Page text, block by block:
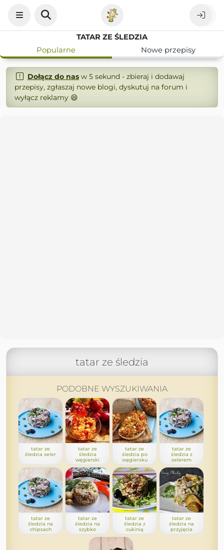
TATAR ZE ŚLEDZIA
Popularne
Nowe przepisy
Dołącz do nasw 5 sekund - zbieraj i dodawaj
przepisy, zgłaszaj nowe blogi, dyskutuj na forum i
wyłącz reklamy 😄
tatar ze śledzia
PODOBNE WYSZUKIWANIA
tatar ze
śledzia seler
tatar ze
śledzia
węgierski
tatar ze
śledzia po
węgiersku
tatar ze
śledzia z
selerem
tatar ze
śledzia na
chipsach
tatar ze
śledzia na
szybko
tatar ze
śledzia z
cukinią
tatar ze
śledzia na
przyjęcia